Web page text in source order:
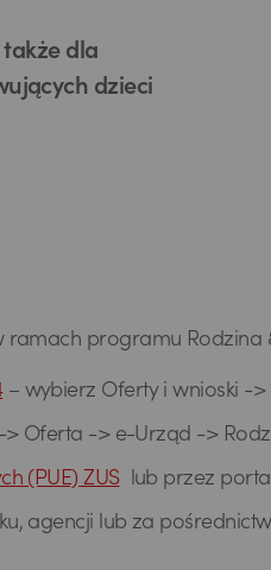
dla
dzieci
programu Rodzina
– wybierz Oferty i wnioski -
Oferta -> e-Urząd ->
(PUE) ZUSlub przez
agencji lub za